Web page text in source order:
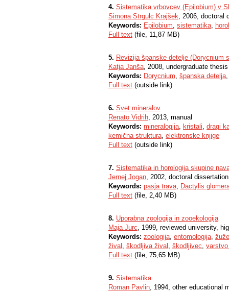
4. Sistematika vrbovcev (Epilobium) v
Simona Strgulc Krajšek, 2006, doctoral
Keywords: Epilobium, sistematika,
Full text (file, 11,87 MB)
5. Revizija španske detelje (Dorycnium
Katja Janša, 2008, undergraduate thesis
Keywords: Dorycnium, španska detelja
Full text (outside link)
6. Svet mineralov
Renato Vidrih, 2013, manual
Keywords: mineralogija, kristali, dragi
kemična struktura, elektronske knjige
Full text (outside link)
7. Sistematika in horologija skupine
Jernej Jogan, 2002, doctoral dissertation
Keywords: pasja trava, Dactylis
Full text (file, 2,40 MB)
8. Uporabna zoologija in zooekologija
Maja Jurc, 1999, reviewed university,
Keywords: zoologija, entomologija,
žival , škodljiva žival , škodljivec,
Full text (file, 75,65 MB)
9. Sistematika
Roman Pavlin, 1994, other educational